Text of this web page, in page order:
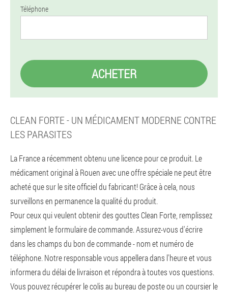
Téléphone
ACHETER
CLEAN FORTE - UN MÉDICAMENT MODERNE CONTRE
LES PARASITES
La France a récemment obtenu une licence pour ce produit. Le
médicament original à Rouen avec une offre spéciale ne peut être
acheté que sur le site officiel du fabricant! Grâce à cela, nous
surveillons en permanence la qualité du produit.
Pour ceux qui veulent obtenir des gouttes Clean Forte, remplissez
simplement le formulaire de commande. Assurez-vous d'écrire
dans les champs du bon de commande - nom et numéro de
téléphone. Notre responsable vous appellera dans l'heure et vous
informera du délai de livraison et répondra à toutes vos questions.
Vous pouvez récupérer le colis au bureau de poste ou un coursier le